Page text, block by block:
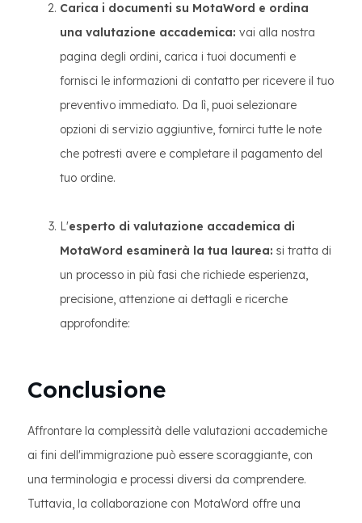
Carica i documenti su MotaWord e ordina
una valutazione accademica: vai alla nostra
pagina degli ordini, carica i tuoi documenti e
fornisci le informazioni di contatto per ricevere il tuo
preventivo immediato. Da lì, puoi selezionare
opzioni di servizio aggiuntive, fornirci tutte le note
che potresti avere e completare il pagamento del
tuo ordine.
L'esperto di valutazione accademica di
MotaWord esaminerà la tua laurea: si tratta di
un processo in più fasi che richiede esperienza,
precisione, attenzione ai dettagli e ricerche
approfondite:
Conclusione
Affrontare la complessità delle valutazioni accademiche
ai fini dell'immigrazione può essere scoraggiante, con
una terminologia e processi diversi da comprendere.
Tuttavia, la collaborazione con MotaWord offre una